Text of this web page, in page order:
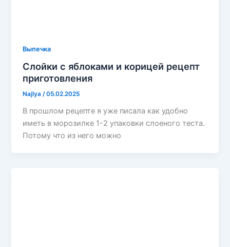
Выпечка
Слойки с яблоками и корицей рецепт
приготовления
Najlya/05.02.2025
В прошлом рецепте я уже писала как удобно
иметь в морозилке 1-2 упаковки слоеного теста.
Потому что из него можно